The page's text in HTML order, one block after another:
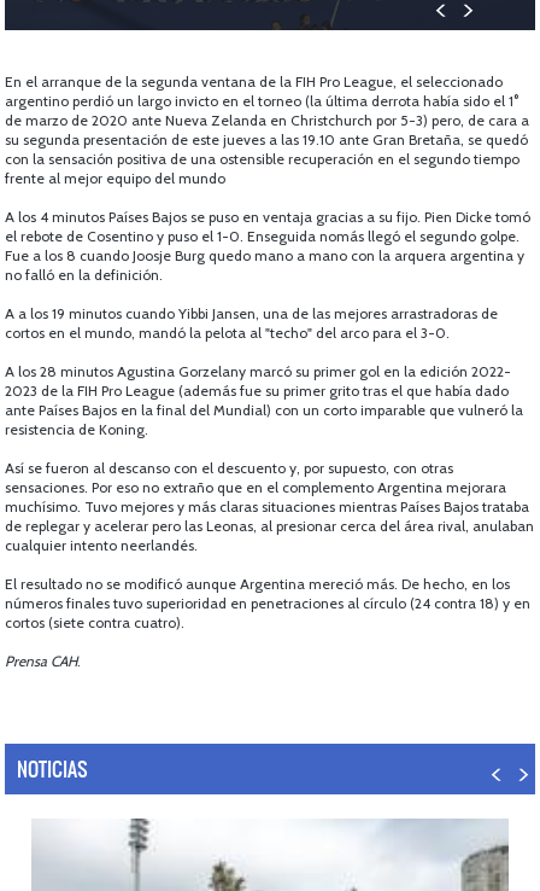
En el arranque de la segunda ventana de la FIH Pro League, el seleccionado
argentino perdió un largo invicto en el torneo (la última derrota había sido el 1°
de marzo de 2020 ante Nueva Zelanda en Christchurch por 5-3) pero, de cara a
su segunda presentación de este jueves a las 19.10 ante Gran Bretaña, se quedó
con la sensación positiva de una ostensible recuperación en el segundo tiempo
frente al mejor equipo del mundo
A los 4 minutos Países Bajos se puso en ventaja gracias a su fijo. Pien Dicke tomó
el rebote de Cosentino y puso el 1-0. Enseguida nomás llegó el segundo golpe.
Fue a los 8 cuando Joosje Burg quedo mano a mano con la arquera argentina y
no falló en la definición.
A a los 19 minutos cuando Yibbi Jansen, una de las mejores arrastradoras de
cortos en el mundo, mandó la pelota al "techo" del arco para el 3-0.
A los 28 minutos Agustina Gorzelany marcó su primer gol en la edición 2022-
2023 de la FIH Pro League (además fue su primer grito tras el que había dado
ante Países Bajos en la final del Mundial) con un corto imparable que vulneró la
resistencia de Koning.
Así se fueron al descanso con el descuento y, por supuesto, con otras
sensaciones. Por eso no extraño que en el complemento Argentina mejorara
muchísimo. Tuvo mejores y más claras situaciones mientras Países Bajos trataba
de replegar y acelerar pero las Leonas, al presionar cerca del área rival, anulaban
cualquier intento neerlandés.
El resultado no se modificó aunque Argentina mereció más. De hecho, en los
números finales tuvo superioridad en penetraciones al círculo (24 contra 18) y en
cortos (siete contra cuatro).
Prensa CAH.
NOTICIAS